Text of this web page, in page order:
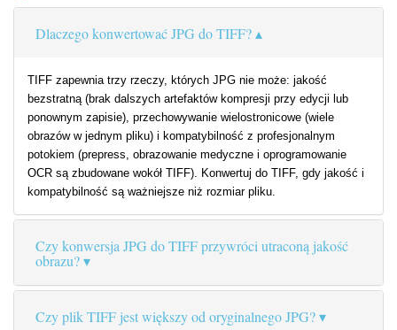
Dlaczego konwertować JPG do TIFF?
TIFF zapewnia trzy rzeczy, których JPG nie może: jakość
bezstratną (brak dalszych artefaktów kompresji przy edycji lub
ponownym zapisie), przechowywanie wielostronicowe (wiele
obrazów w jednym pliku) i kompatybilność z profesjonalnym
potokiem (prepress, obrazowanie medyczne i oprogramowanie
OCR są zbudowane wokół TIFF). Konwertuj do TIFF, gdy jakość i
kompatybilność są ważniejsze niż rozmiar pliku.
Czy konwersja JPG do TIFF przywróci utraconą jakość
obrazu?
Czy plik TIFF jest większy od oryginalnego JPG?